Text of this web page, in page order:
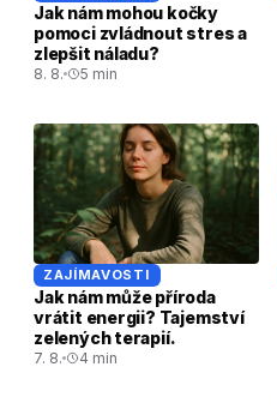
Jak nám mohou kočky
pomoci zvládnout stres a
zlepšit náladu?
8. 8. 5 min
ZAJÍMAVOSTI
Jak nám může příroda
vrátit energii? Tajemství
zelených terapií.
7. 8. 4 min